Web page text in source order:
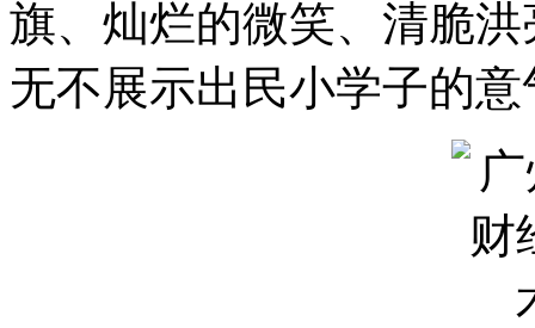
旗、灿烂的微笑、清脆
无不展示出民小学子的